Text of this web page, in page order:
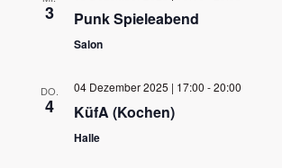
3 Punk Spieleabend
Salon
DO.
4
04 Dezember 2025 | 17:00 -20:00
KüfA (Kochen)
Halle